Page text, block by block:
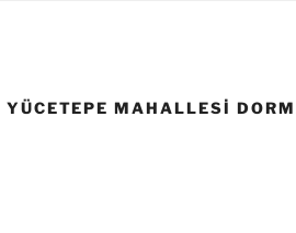
YÜCETEPE MAHALLESI